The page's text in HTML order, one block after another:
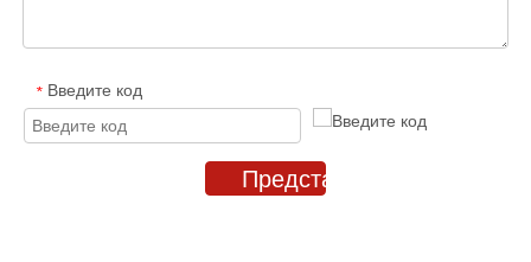
* Введите код
Представлять на